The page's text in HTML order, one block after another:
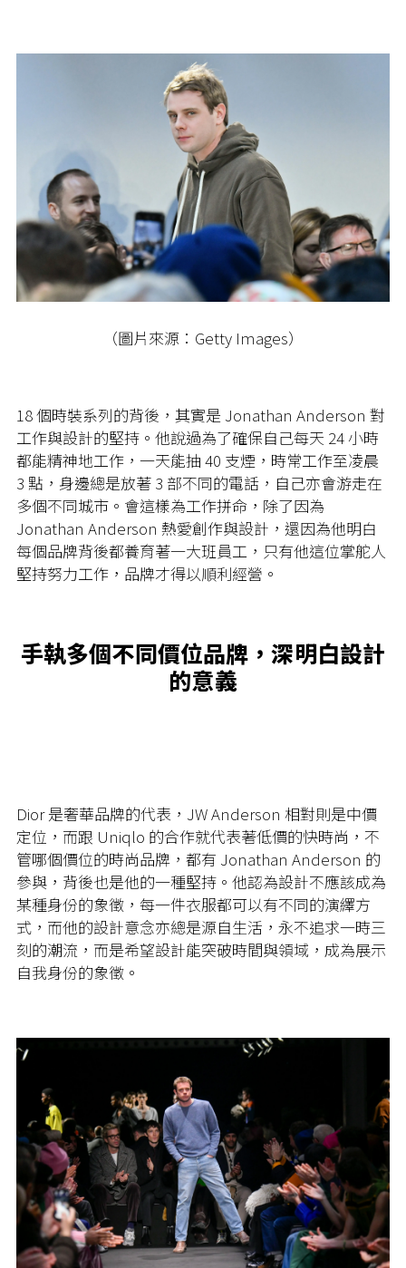
（圖片來源：Getty Images）
18 個時裝系列的背後，其實是 Jonathan Anderson 對
工作與設計的堅持。他說過為了確保自己每天 24 小時
都能精神地工作，一天能抽 40 支煙，時常工作至凌晨
3 點，身邊總是放著 3 部不同的電話，自己亦會游走在
多個不同城市。會這樣為工作拼命，除了因為
Jonathan Anderson 熱愛創作與設計，還因為他明白
每個品牌背後都養育著一大班員工，只有他這位掌舵人
堅持努力工作，品牌才得以順利經營。
手執多個不同價位品牌，深明白設計
的意義
Dior 是奢華品牌的代表，JW Anderson 相對則是中價
定位，而跟 Uniqlo 的合作就代表著低價的快時尚，不
管哪個價位的時尚品牌，都有 Jonathan Anderson 的
參與，背後也是他的一種堅持。他認為設計不應該成為
某種身份的象徵，每一件衣服都可以有不同的演繹方
式，而他的設計意念亦總是源自生活，永不追求一時三
刻的潮流，而是希望設計能突破時間與領域，成為展示
自我身份的象徵。